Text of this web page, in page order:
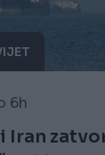
6h
Iran